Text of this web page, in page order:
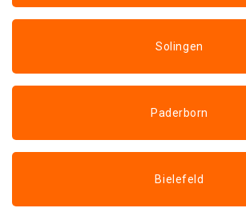
Solingen
Paderborn
Bielefeld